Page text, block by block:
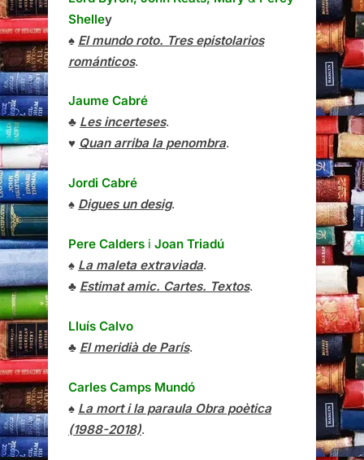
Shelley
♠ El mundo roto. Tres epistolarios
románticos.
Jaume Cabré
♣ Les incerteses.
♥ Quan arriba la penombra.
Jordi Cabré
♠ Digues un desig.
Pere Calders i Joan Triadú
♠ La maleta extraviada.
♣ Estimat amic. Cartes. Textos.
Lluís Calvo
♣ El meridià de París.
Carles Camps Mundó
♠ La mort i la paraula Obra poètica
(1988-2018).